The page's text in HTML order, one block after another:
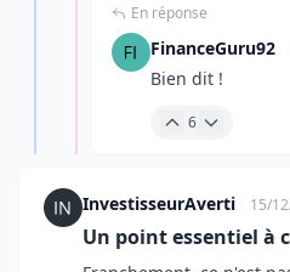
En réponse
FinanceGuru92
Bien dit !
6
InvestisseurAverti 15/
Un point essentiel à